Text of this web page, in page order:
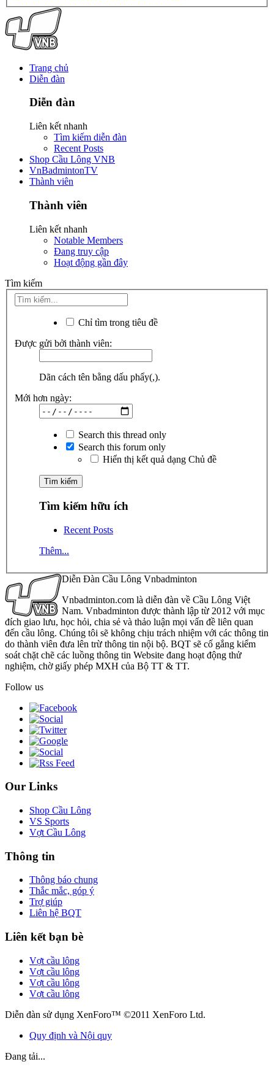
Trang chủ
Diễn đàn
Diễn đàn
Liên kết nhanh
Tìm kiếm diễn đàn
Recent Posts
Shop Cầu Lông VNB
VnBadmintonTV
Thành viên
Thành viên
Liên kết nhanh
Notable Members
Đang truy cập
Hoạt động gần đây
Tìm kiếm
Chỉ tìm trong tiêu đề
Được gửi bởi thành viên:
Dãn cách tên bằng dấu phẩy(,).
Mới hơn ngày:
Search this thread only
Search this forum only
Hiển thị kết quả dạng Chủ đề
Tìm kiếm hữu ích
Recent Posts
Thêm...
Diễn Đàn Cầu Lông Vnbadminton
Vnbadminton.com là diễn đàn về Cầu Lông Việt
Nam. Vnbadminton được thành lập từ 2012 với mục
đích giao lưu, học hỏi, chia sẻ và thảo luận mọi vấn đề liên quan
đến cầu lông. Chúng tôi sẽ không chịu trách nhiệm với các thông tin
do thành viên đưa lên trừ thông tin nội bộ. BQT sẽ cố gắng kiểm
soát chặt chẽ các luồng thông tin Website đang hoạt động thử
nghiệm, chờ giấy phép MXH của Bộ TT & TT.
Follow us
Our Links
Shop Cầu Lông
VS Sports
Vợt Cầu Lông
Thông tin
Thông báo chung
Thắc mắc, góp ý
Trợ giúp
Liên hệ BQT
Liên kết bạn bè
Vợt cầu lông
Vợt cầu lông
Vợt cầu lông
Vợt cầu lông
Diễn đàn sử dụng XenForo™ ©2011 XenForo Ltd.
Quy định và Nội quy
Đang tải...